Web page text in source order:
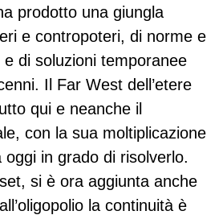
prodotto una giungla
e contropoteri, di norme e
di soluzioni temporanee
Il Far West dell’etere
qui e neanche il
con la sua moltiplicazione
in grado di risolverlo.
si è ora aggiunta anche
la continuità è